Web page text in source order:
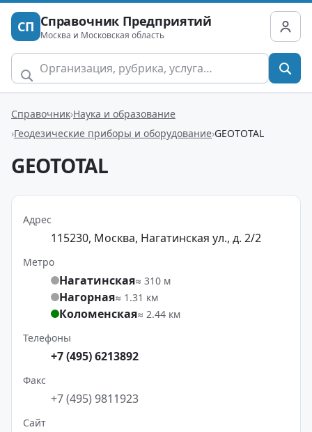
СП Справочник Предприятий
Москва и Московская область
Справочник Наука и образование
Геодезические приборы и оборудование GEOTOTAL
GEOTOTAL
Адрес
115230, Москва, Нагатинская ул., д. 2/2
Метро
Нагатинская≈ 310 м
Нагорная≈ 1.31 км
Коломенская≈ 2.44 км
Телефоны
+7 (495) 6213892
Факс
+7 (495) 9811923
Сайт